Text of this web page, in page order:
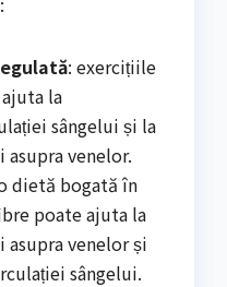
: exercițiile
la
sângelui și la
venelor.
dietă bogată în
poate ajuta la
asupra venelor și
sângelui.